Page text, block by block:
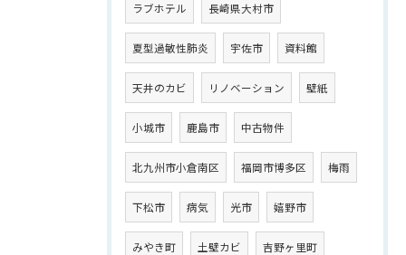
ラブホテル 長崎県大村市
夏型過敏性肺炎 宇佐市 資料館
天井のカビ リノベーション 壁紙
小城市 鹿島市 中古物件
北九州市小倉南区 福岡市博多区 梅雨
下松市 病気 光市 嬉野市
みやき町 土壁カビ 吉野ヶ里町